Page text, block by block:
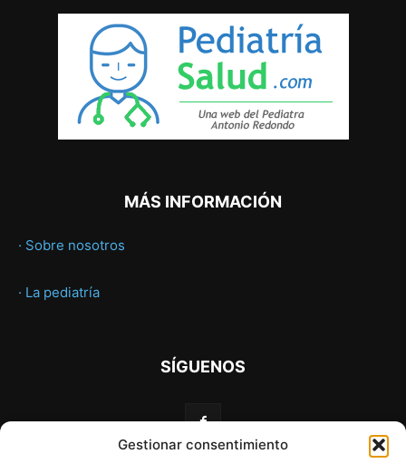
Gestionar consentimiento
MÁS INFORMACIÓN
· Sobre nosotros
· La pediatría
SÍGUENOS